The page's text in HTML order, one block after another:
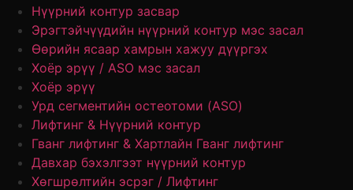
Нүүрний контур засвар
Эрэгтэйчүүдийн нүүрний контур мэс засал
Өөрийн ясаар хамрын хажуу дүүргэх
Хоёр эрүү / ASO мэс засал
Хоёр эрүү
Урд сегментийн остеотоми (ASO)
Лифтинг & Нүүрний контур
Гванг лифтинг & Хартлайн Гванг лифтинг
Давхар бэхэлгээт нүүрний контур
Хөгшрөлтийн эсрэг / Лифтинг